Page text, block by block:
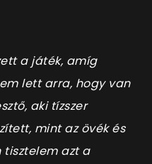
a játék, amíg
lett arra, hogy van
aki tízszer
mint az övék és
tisztelem azt a